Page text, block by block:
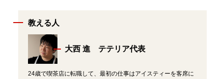
教える人
大西 進 テテリア代表
24歳で喫茶店に転職して、最初の仕事はアイスティーを客席に